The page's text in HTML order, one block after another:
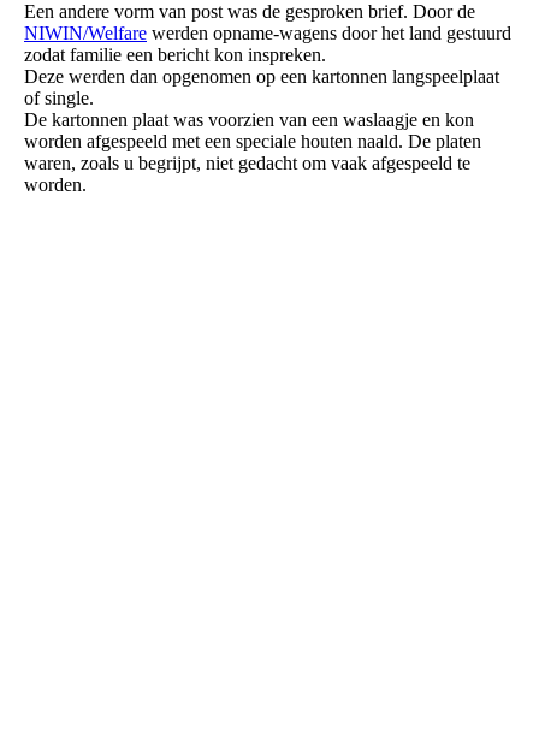
Een andere vorm van post was de gesproken brief. Door de
NIWIN/Welfare werden opname-wagens door het land gestuurd
zodat familie een bericht kon inspreken.
Deze werden dan opgenomen op een kartonnen langspeelplaat
of single.
De kartonnen plaat was voorzien van een waslaagje en kon
worden afgespeeld met een speciale houten naald. De platen
waren, zoals u begrijpt, niet gedacht om vaak afgespeeld te
worden.